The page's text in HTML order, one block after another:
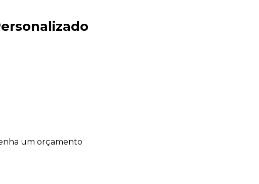
um orçamento